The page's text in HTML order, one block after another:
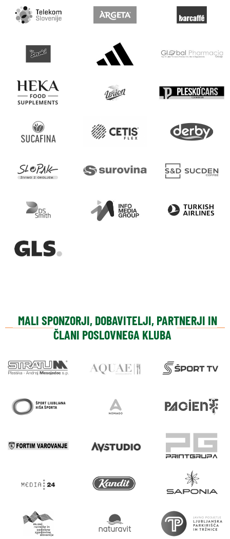
MALI SPONZORJI, DOBAVITELJI, PARTNERJI IN
ČLANI POSLOVNEGA KLUBA